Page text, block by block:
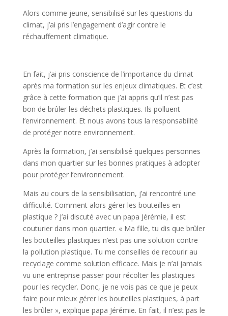
Alors comme jeune, sensibilisé sur les questions du
climat, j’ai pris l’engagement d’agir contre le
réchauffement climatique.
En fait, j’ai pris conscience de l’importance du climat
après ma formation sur les enjeux climatiques. Et c’est
grâce à cette formation que j’ai appris qu’il n’est pas
bon de brûler les déchets plastiques. Ils polluent
l’environnement. Et nous avons tous la responsabilité
de protéger notre environnement.
Après la formation, j’ai sensibilisé quelques personnes
dans mon quartier sur les bonnes pratiques à adopter
pour protéger l’environnement.
Mais au cours de la sensibilisation, j’ai rencontré une
difficulté. Comment alors gérer les bouteilles en
plastique ? J’ai discuté avec un papa Jérémie, il est
couturier dans mon quartier. « Ma fille, tu dis que brûler
les bouteilles plastiques n’est pas une solution contre
la pollution plastique. Tu me conseilles de recourir au
recyclage comme solution efficace. Mais je n’ai jamais
vu une entreprise passer pour récolter les plastiques
pour les recycler. Donc, je ne vois pas ce que je peux
faire pour mieux gérer les bouteilles plastiques, à part
les brûler », explique papa Jérémie. En fait, il n’est pas le